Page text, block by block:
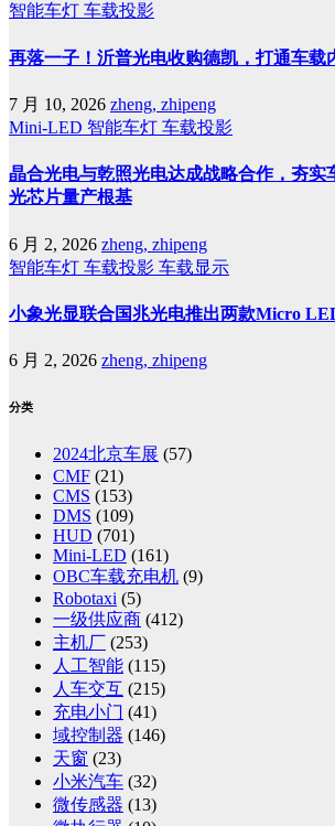
智能车灯 车载投影
再落一子！沂普光电收购德凯，打通车载
7 月 10, 2026 zheng, zhipeng
Mini-LED 智能车灯 车载投影
晶合光电与乾照光电达成战略合作，夯
光芯片量产根基
6 月 2, 2026 zheng, zhipeng
智能车灯 车载投影 车载显示
小象光显联合国兆光电推出两款Micro
6 月 2, 2026 zheng, zhipeng
分类
2024北京车展 (57)
CMF (21)
CMS (153)
DMS (109)
HUD (701)
Mini-LED (161)
OBC车载充电机 (9)
Robotaxi (5)
一级供应商 (412)
主机厂 (253)
人工智能 (115)
人车交互 (215)
充电小门 (41)
域控制器 (146)
天窗 (23)
小米汽车 (32)
微传感器 (13)